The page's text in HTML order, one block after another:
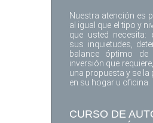
Nuestra atención es
al igual que el tipo y
que usted necesita:
sus inquietudes,
balance óptimo de
inversión que
una propuesta y se
en su hogar u oficina.
CURSO DE